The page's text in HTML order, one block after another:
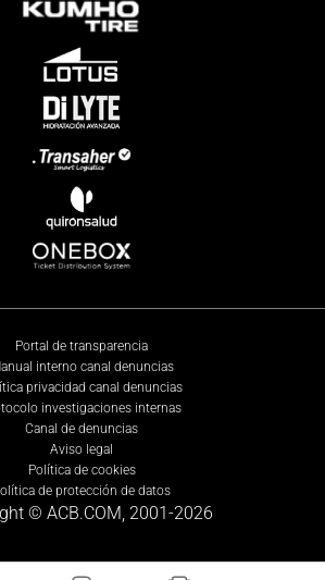
Portal de transparencia
interno canal denuncias
privacidad canal denuncias
investigaciones internas
Canal de denuncias
Aviso legal
Política de cookies
de protección de datos
© ACB.COM, 2001-2026